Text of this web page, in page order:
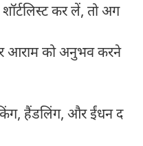
कर लें, तो अग
आराम को अनुभव करने
हैंडलिंग, और ईंधन द